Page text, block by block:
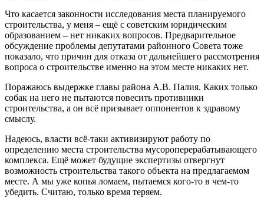
Что касается законности исследования места планируемого
строительства, у меня – ещё с советским юридическим
образованием – нет никаких вопросов. Предварительное
обсуждение проблемы депутатами районного Совета тоже
показало, что причин для отказа от дальнейшего рассмотрения
вопроса о строительстве именно на этом месте никаких нет.
Поражаюсь выдержке главы района А.В. Палия. Каких только
собак на него не пытаются повесить противники
строительства, а он всё призывает оппонентов к здравому
смыслу.
Надеюсь, власти всё-таки активизируют работу по
определению места строительства мусороперерабатывающего
комплекса. Ещё может будущие экспертизы отвергнут
возможность строительства такого объекта на предлагаемом
месте. А мы уже копья ломаем, пытаемся кого-то в чем-то
убедить. Считаю, только время теряем.